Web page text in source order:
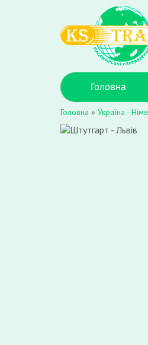
Головна
Головна » Україна -